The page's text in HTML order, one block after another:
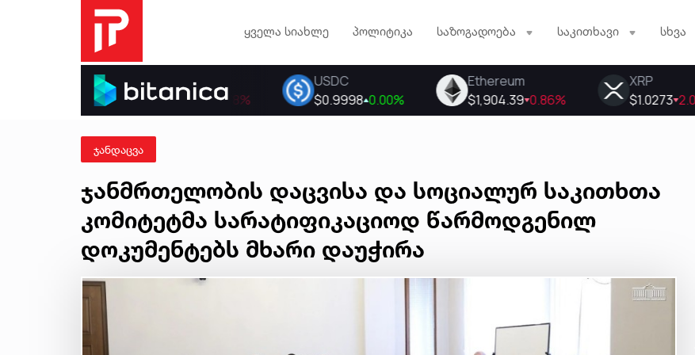
ყველა სიახლე პოლიტიკა საზოგადოება საკითხავი სხვა
ჯანდაცვა
ჯანმრთელობის დაცვისა და სოციალურ საკითხთა
კომიტეტმა სარატიფიკაციოდ წარმოდგენილ
დოკუმენტებს მხარი დაუჭირა